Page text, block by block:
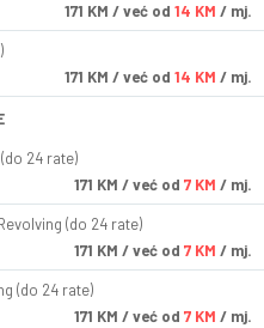
171 KM / već od 14 KM / mj.
171 KM / već od 14 KM / mj.
24 rate)
171 KM / već od 7 KM / mj.
(do 24 rate)
171 KM / već od 7 KM / mj.
(do 24 rate)
171 KM / već od 7 KM / mj.